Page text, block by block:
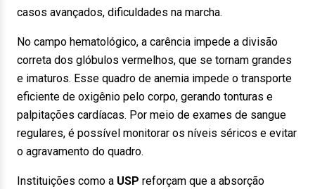
casos avançados, dificuldades na marcha.
No campo hematológico, a carência impede a divisão
correta dos glóbulos vermelhos, que se tornam grandes
e imaturos. Esse quadro de anemia impede o transporte
eficiente de oxigênio pelo corpo, gerando tonturas e
palpitações cardíacas. Por meio de exames de sangue
regulares, é possível monitorar os níveis séricos e evitar
o agravamento do quadro.
Instituições como a USP reforçam que a absorção